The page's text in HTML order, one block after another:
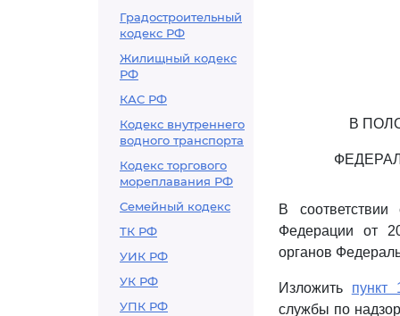
Градостроительный
кодекс РФ
Жилищный кодекс
РФ
КАС РФ
Кодекс внутреннего
водного транспорта
Кодекс торгового
мореплавания РФ
Семейный кодекс
ТК РФ
УИК РФ
УК РФ
УПК РФ
В
В
Федерации от
органов
Изложить пункт
службы по